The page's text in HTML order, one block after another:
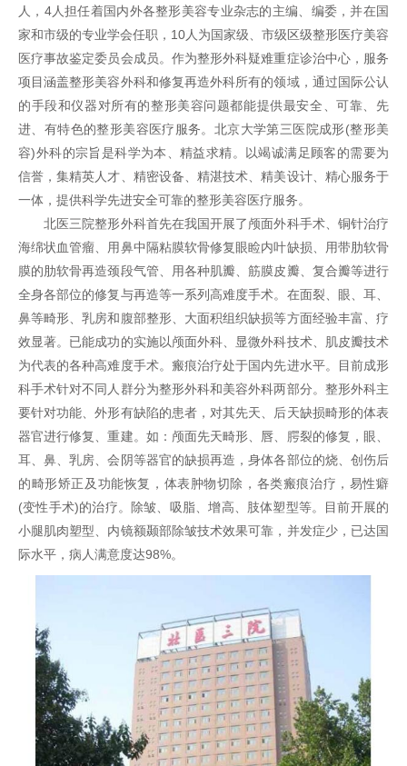
人，4人担任着国内外各整形美容专业杂志的主编、编委，并在国
家和市级的专业学会任职，10人为国家级、市级区级整形医疗美容
医疗事故鉴定委员会成员。作为整形外科疑难重症诊治中心，服务
项目涵盖整形美容外科和修复再造外科所有的领域，通过国际公认
的手段和仪器对所有的整形美容问题都能提供最安全、可靠、先
进、有特色的整形美容医疗服务。北京大学第三医院成形(整形美
容)外科的宗旨是科学为本、精益求精。以竭诚满足顾客的需要为
信誉，集精英人才、精密设备、精湛技术、精美设计、精心服务于
一体，提供科学先进安全可靠的整形美容医疗服务。
北医三院整形外科首先在我国开展了颅面外科手术、铜针治疗
海绵状血管瘤、用鼻中隔粘膜软骨修复眼睑内叶缺损、用带肋软骨
膜的肋软骨再造颈段气管、用各种肌瓣、筋膜皮瓣、复合瓣等进行
全身各部位的修复与再造等一系列高难度手术。在面裂、眼、耳、
鼻等畸形、乳房和腹部整形、大面积组织缺损等方面经验丰富、疗
效显著。已能成功的实施以颅面外科、显微外科技术、肌皮瓣技术
为代表的各种高难度手术。瘢痕治疗处于国内先进水平。目前成形
科手术针对不同人群分为整形外科和美容外科两部分。整形外科主
要针对功能、外形有缺陷的患者，对其先天、后天缺损畸形的体表
器官进行修复、重建。如：颅面先天畸形、唇、腭裂的修复，眼、
耳、鼻、乳房、会阴等器官的缺损再造，身体各部位的烧、创伤后
的畸形矫正及功能恢复，体表肿物切除，各类瘢痕治疗，易性癖
(变性手术)的治疗。除皱、吸脂、增高、肢体塑型等。目前开展的
小腿肌肉塑型、内镜额颞部除皱技术效果可靠，并发症少，已达国
际水平，病人满意度达98%。